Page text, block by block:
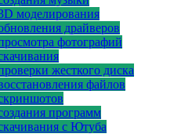
моделирования
драйверов
фотографий
жесткого диска
файлов
программ
с Ютуба